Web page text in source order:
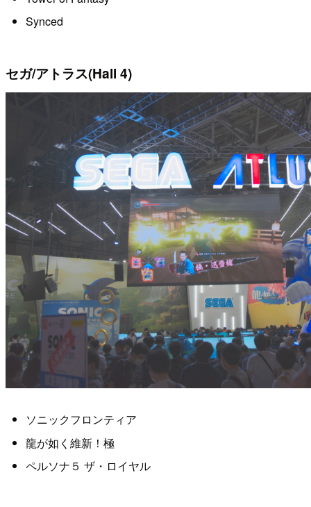
Synced
セガ/アトラス(Hall 4)
ソニックフロンティア
龍が如く維新！極
ペルソナ５ ザ・ロイヤル